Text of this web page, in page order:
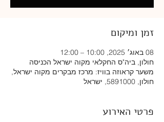
זמן ומיקום
08 באוג׳ 2025, 10:00 – 12:00
חולון, ביה"ס החקלאי מקוה ישראל הכניסה
משער קראוזה בוויז: מרכז מבקרים מקוה ישראל,
חולון, 5891000, ישראל
פרטי האירוע